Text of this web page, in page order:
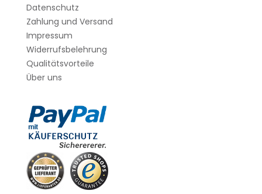
Datenschutz
Zahlung und Versand
Impressum
Widerrufsbelehrung
Qualitätsvorteile
Über uns